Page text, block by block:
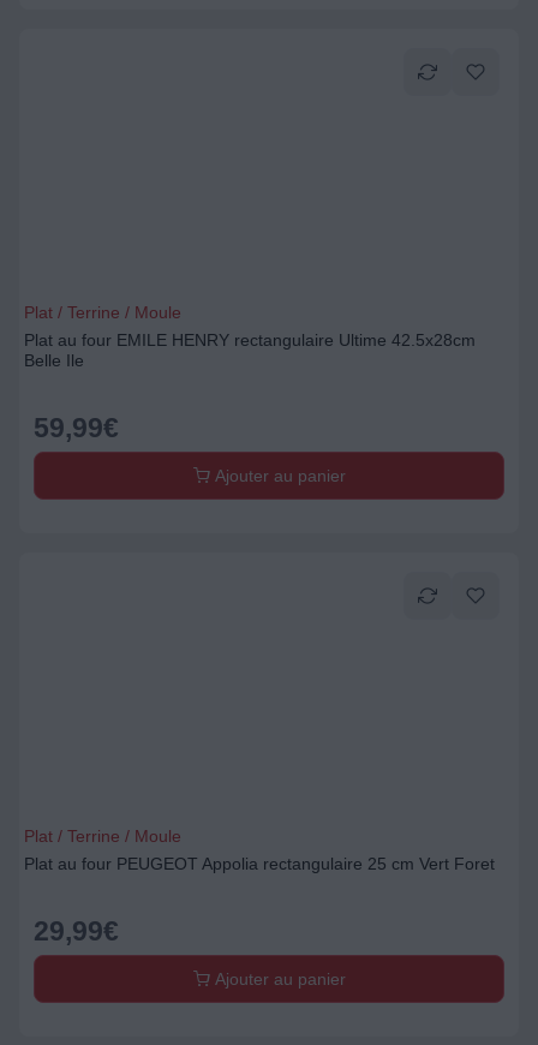
Plat / Terrine / Moule
Plat au four EMILE HENRY rectangulaire Ultime 42.5x28cm
Belle Ile
59,99€
Ajouter au panier
Plat / Terrine / Moule
Plat au four PEUGEOT Appolia rectangulaire 25 cm Vert Foret
29,99€
Ajouter au panier